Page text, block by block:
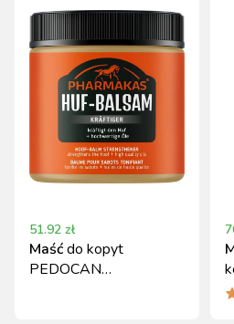
51.92 zł
Maśćdo kopyt
PEDOCAN